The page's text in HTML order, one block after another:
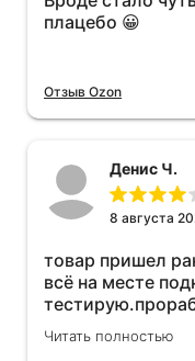
плацебо 😀
Отзыв Ozon
Денис Ч.
8 августа
товар пришел
всё на месте
работать
жаль деньги на
Читать полностью